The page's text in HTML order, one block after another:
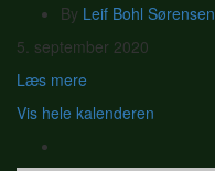
By Leif Bohl Sørensen
udlejet
5. september 2020
Læs mere
Vis hele kalenderen